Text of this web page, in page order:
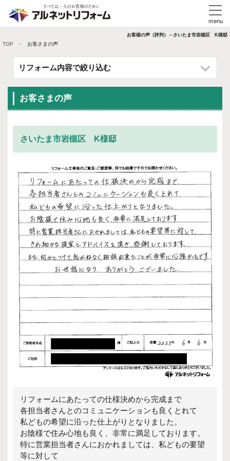
お客様の声（評判）－さいたま市岩槻区 K様邸
TOP お客さまの声
リフォーム内容で絞り込む
お客さまの声
さいたま市岩槻区 K様邸
リフォームにあたっての仕様決めから完成まで
各担当者さんとのコミュニケーションも良くとれて
私どもの希望に沿った仕上がりとなりました。
お陰様で住み心地も良く、非常に満足しております。
特に営業担当者さんにおかれましては、私どもの要望
等に対して